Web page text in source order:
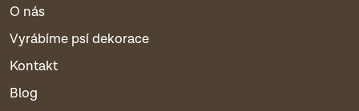
O nás
Vyrábíme psí dekorace
Kontakt
Blog